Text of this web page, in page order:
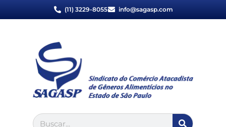
(11) 3229-8055 info@sagasp.com